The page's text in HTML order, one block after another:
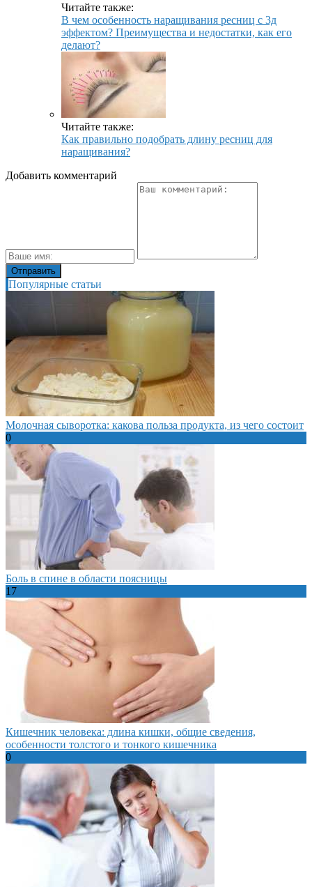
Читайте также:
В чем особенность наращивания ресниц с 3д
эффектом? Преимущества и недостатки, как его
делают?
Читайте также:
Как правильно подобрать длину ресниц для
наращивания?
Добавить комментарий
Популярные статьи
Молочная сыворотка: какова польза продукта, из чего состоит
0
Боль в спине в области поясницы
17
Кишечник человека: длина кишки, общие сведения,
особенности толстого и тонкого кишечника
0